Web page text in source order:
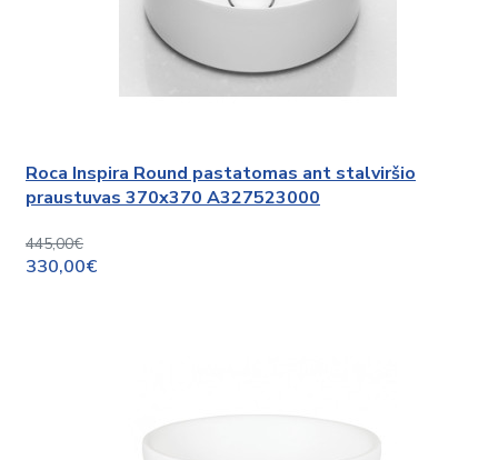
Roca Inspira Round pastatomas ant stalviršio
praustuvas 370x370 A327523000
445,00€
330,00€